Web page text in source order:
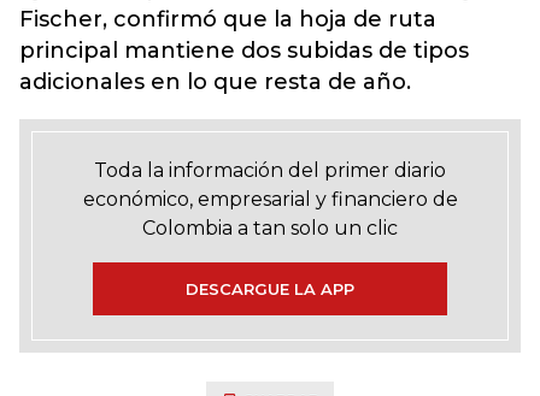
Fischer, confirmó que la hoja de ruta
principal mantiene dos subidas de tipos
adicionales en lo que resta de año.
Toda la información del primer diario
económico, empresarial y financiero de
Colombia a tan solo un clic
DESCARGUE LA APP